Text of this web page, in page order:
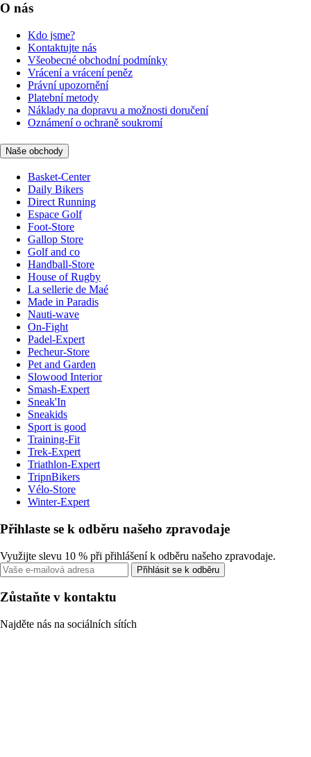
O nás
Kdo jsme?
Kontaktujte nás
Všeobecné obchodní podmínky
Vrácení a vrácení peněz
Právní upozornění
Platební metody
Náklady na dopravu a možnosti doručení
Oznámení o ochraně soukromí
Naše obchody
Basket-Center
Daily Bikers
Direct Running
Espace Golf
Foot-Store
Gallop Store
Golf and co
Handball-Store
House of Rugby
La sellerie de Maé
Made in Paradis
Nauti-wave
On-Fight
Padel-Expert
Pecheur-Store
Pet and Garden
Slowood Interior
Smash-Expert
Sneak'In
Sneakids
Sport is good
Training-Fit
Trek-Expert
Triathlon-Expert
TripnBikers
Vélo-Store
Winter-Expert
Přihlaste se k odběru našeho zpravodaje
Využijte slevu 10 % při přihlášení k odběru našeho zpravodaje.
Přihlásit se k odběru
Zůstaňte v kontaktu
Najděte nás na sociálních sítích